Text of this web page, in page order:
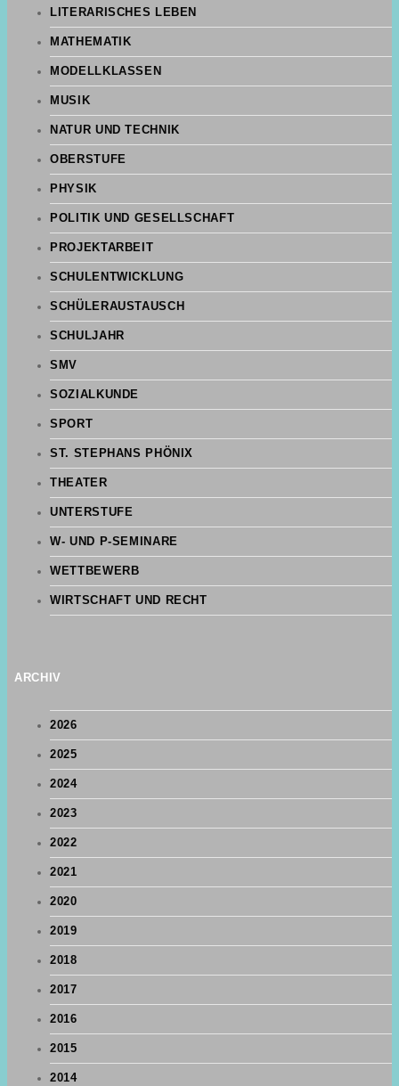
LITERARISCHES LEBEN
MATHEMATIK
MODELLKLASSEN
MUSIK
NATUR UND TECHNIK
OBERSTUFE
PHYSIK
POLITIK UND GESELLSCHAFT
PROJEKTARBEIT
SCHULENTWICKLUNG
SCHÜLERAUSTAUSCH
SCHULJAHR
SMV
SOZIALKUNDE
SPORT
ST. STEPHANS PHÖNIX
THEATER
UNTERSTUFE
W- UND P-SEMINARE
WETTBEWERB
WIRTSCHAFT UND RECHT
ARCHIV
2026
2025
2024
2023
2022
2021
2020
2019
2018
2017
2016
2015
2014